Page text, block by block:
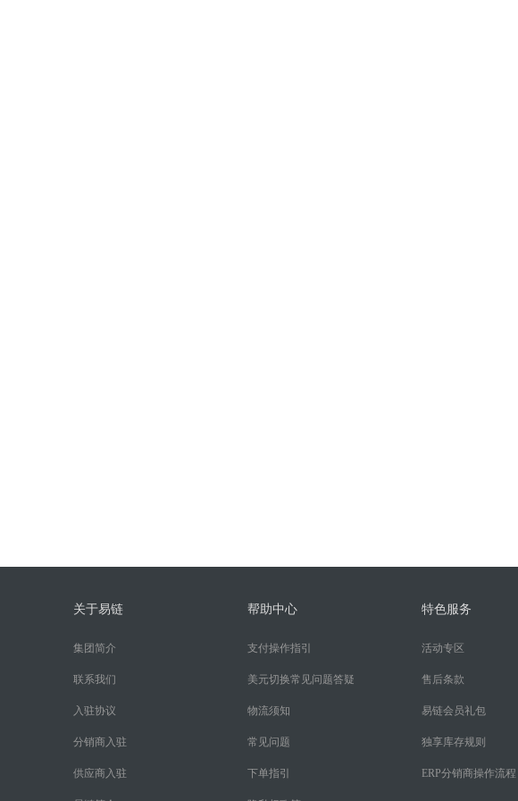
关于易链
集团简介
联系我们
入驻协议
分销商入驻
供应商入驻
帮助中心
支付操作指引
美元切换常见问题答疑
物流须知
常见问题
下单指引
特色服务
活动专区
售后条款
易链会员礼包
独享库存规则
ERP分销商操作流程